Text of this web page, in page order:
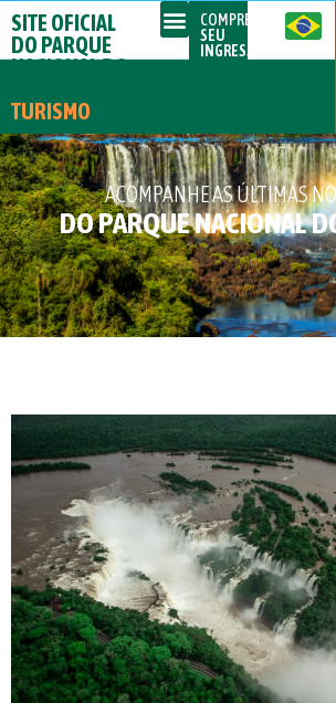
SITE OFICIAL
DO PARQUE
NACIONAL DO
TURISMO
COMPRE
SEU
INGRESSO
ACOMPANHE AS ÚLTIMAS
DO PARQUE NACIONAL